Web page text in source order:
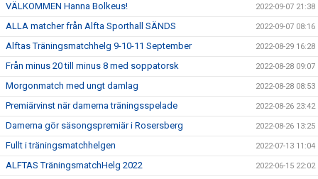
VÄLKOMMEN Hanna Bolkeus! 2022-09-07 21:38
ALLA matcher från Alfta Sporthall SÄNDS 2022-09-07 08:16
Alftas Träningsmatchhelg 9-10-11 September 2022-08-29 16:28
Från minus 20 till minus 8 med soppatorsk 2022-08-28 09:07
Morgonmatch med ungt damlag 2022-08-28 08:53
Premiärvinst när damerna träningsspelade 2022-08-26 23:42
Damerna gör säsongspremiär i Rosersberg 2022-08-26 13:25
Fullt i träningsmatchhelgen 2022-07-13 11:04
ALFTAS TräningsmatchHelg 2022 2022-06-15 22:02